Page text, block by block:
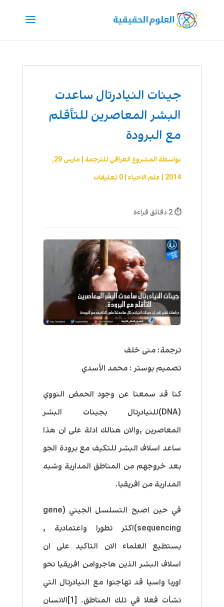
جينات النيادرتال ساعدت
البشر المعاصرين للتأقلم
مع البرودة
بواسطةالمشروع العراقي للترجمة|
مارس 29,
2014 علم الاحیاء| 0 تعليقات
⏱ 2 دقائق قراءة
ترجمة: منى خلف
تصميم بوستر : محمد الأسدي
كنا قد سمعنا عن وجود الحمض النووي
(DNA)للنيادرتال بجينات البشر
المعاصرين ,والان هنالك ادلة على ان هذا
ساعد اسلاف البشر للتكيف مع برودة الجو
بعد خروجهم من المناطق المدارية وشبه
المدارية من افريقيا.
في حين اصبح التسلسل الجيني (gene
sequencing)اكثر تطورا واعتمادية ,
يستطيع العلماء الان التاكيد على ان
اسلاف البشر الذين هاجروامن افريقيا نحو
اوربا واسيا قد تهاجنوا مع النيادرتال التي
نشأت فعلا في تلك المناطق. [1]الانسان